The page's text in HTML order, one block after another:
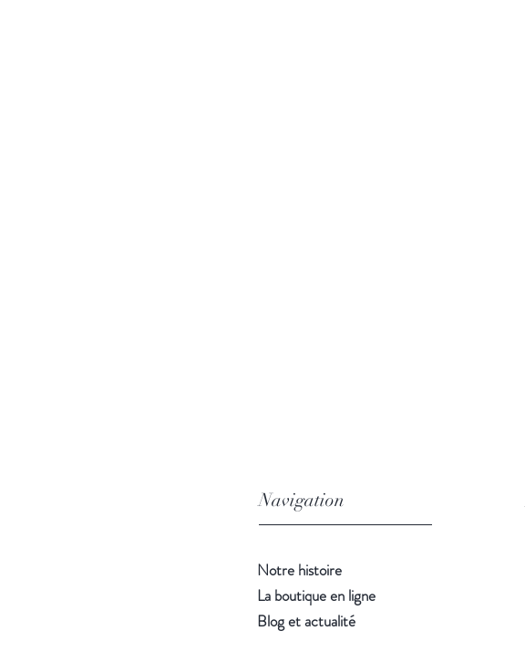
Navigation
Notre histoire
La boutique en ligne
Blog et actualité